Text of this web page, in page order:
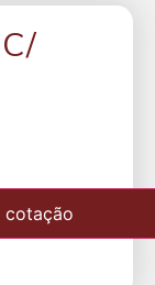
cotação